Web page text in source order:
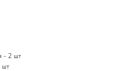
- 2 шт
шт